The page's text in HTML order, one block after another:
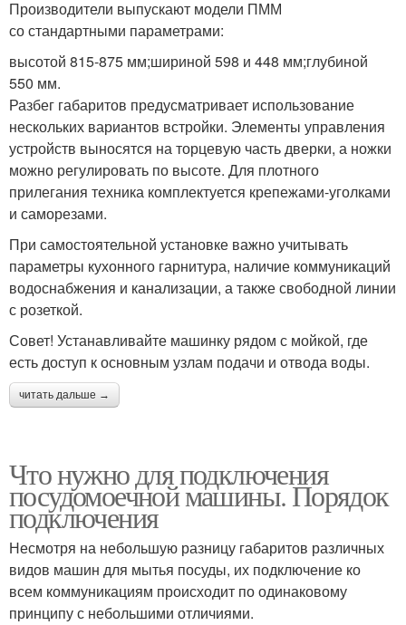
Производители выпускают модели ПММ
со стандартными параметрами:
высотой 815-875 мм;шириной 598 и 448 мм;глубиной
550 мм.
Разбег габаритов предусматривает использование
нескольких вариантов встройки. Элементы управления
устройств выносятся на торцевую часть дверки, а ножки
можно регулировать по высоте. Для плотного
прилегания техника комплектуется крепежами-уголками
и саморезами.
При самостоятельной установке важно учитывать
параметры кухонного гарнитура, наличие коммуникаций
водоснабжения и канализации, а также свободной линии
с розеткой.
Совет! Устанавливайте машинку рядом с мойкой, где
есть доступ к основным узлам подачи и отвода воды.
читать дальше →
Что нужно для подключения
посудомоечной машины. Порядок
подключения
Несмотря на небольшую разницу габаритов различных
видов машин для мытья посуды, их подключение ко
всем коммуникациям происходит по одинаковому
принципу с небольшими отличиями.